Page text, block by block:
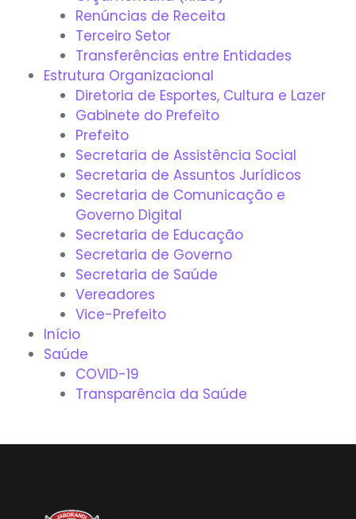
Renúncias de Receita
Terceiro Setor
Transferências entre Entidades
Estrutura Organizacional
Diretoria de Esportes, Cultura e Lazer
Gabinete do Prefeito
Prefeito
Secretaria de Assistência Social
Secretaria de Assuntos Jurídicos
Secretaria de Comunicação e
Governo Digital
Secretaria de Educação
Secretaria de Governo
Secretaria de Saúde
Vereadores
Vice-Prefeito
Início
Saúde
COVID-19
Transparência da Saúde